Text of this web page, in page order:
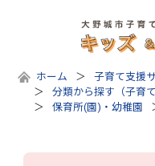
ホーム
子育て支援
分類から探す（子育
保育所(園)・幼稚園